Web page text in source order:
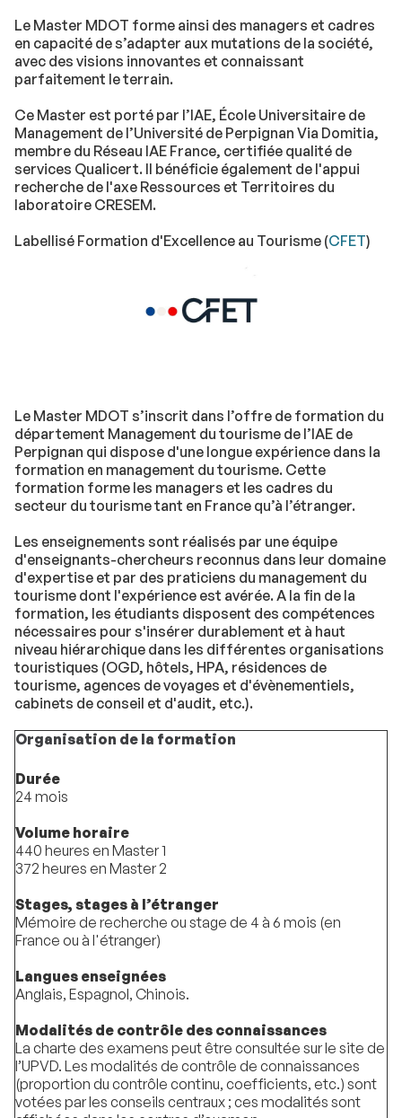
Le Master MDOT forme ainsi des managers et cadres
en capacité de s’adapter aux mutations de la société,
avec des visions innovantes et connaissant
parfaitement le terrain.
Ce Master est porté par l’IAE, École Universitaire de
Management de l’Université de Perpignan Via Domitia,
membre du Réseau IAE France, certifiée qualité de
services Qualicert. Il bénéficie également de l'appui
recherche de l'axe Ressources et Territoires du
laboratoire CRESEM.
Labellisé Formation d'Excellence au Tourisme (CFET)
Le Master MDOT s’inscrit dans l’offre de formation du
département Management du tourisme de l’IAE de
Perpignan qui dispose d'une longue expérience dans la
formation en management du tourisme. Cette
formation forme les managers et les cadres du
secteur du tourisme tant en France qu’à l’étranger.
Les enseignements sont réalisés par une équipe
d'enseignants-chercheurs reconnus dans leur domaine
d'expertise et par des praticiens du management du
tourisme dont l'expérience est avérée. A la fin de la
formation, les étudiants disposent des compétences
nécessaires pour s'insérer durablement et à haut
niveau hiérarchique dans les différentes organisations
touristiques (OGD, hôtels, HPA, résidences de
tourisme, agences de voyages et d'évènementiels,
cabinets de conseil et d'audit, etc.).
Organisation de la formation
Durée
24 mois
Volume horaire
440 heures en Master 1
372 heures en Master 2
Stages, stages à l’étranger
Mémoire de recherche ou stage de 4 à 6 mois (en
France ou à l'étranger)
Langues enseignées
Anglais, Espagnol, Chinois.
Modalités de contrôle des connaissances
La charte des examens peut être consultée sur le site de
l’UPVD. Les modalités de contrôle de connaissances
(proportion du contrôle continu, coefficients, etc.) sont
votées par les conseils centraux ; ces modalités sont